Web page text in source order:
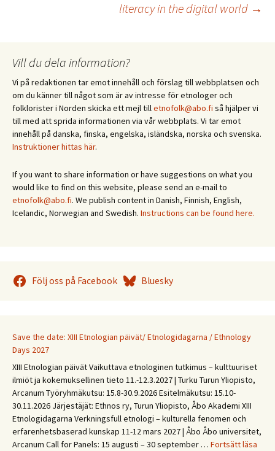
literacy in the digital world →
Vill du dela information?
Vi på redaktionen tar emot innehåll och förslag till webbplatsen och
om du känner till något som är av intresse för etnologer och
folklorister i Norden skicka ett mejl tilletnofolk@abo.fi så hjälper vi
till med att sprida informationen via vår webbplats. Vi tar emot
innehåll på danska, finska, engelska, isländska, norska och svenska.
Instruktioner hittas här.
If you want to share information or have suggestions on what you
would like to find on this website, please send an e-mail to
etnofolk@abo.fi. We publish content in Danish, Finnish, English,
Icelandic, Norwegian and Swedish. Instructions can be found here.
Följ oss på Facebook Bluesky
Save the date: XIII Etnologian päivät/ Etnologidagarna / Ethnology
Days 2027
XIII Etnologian päivät Vaikuttava etnologinen tutkimus – kulttuuriset
ilmiöt ja kokemuksellinen tieto 11.-12.3.2027 | Turku Turun Yliopisto,
Arcanum Työryhmäkutsu: 15.8-30.9.2026 Esitelmäkutsu: 15.10-
30.11.2026 Järjestäjät: Ethnos ry, Turun Yliopisto, Åbo Akademi XIII
Etnologidagarna Verkningsfull etnologi – kulturella fenomen och
erfarenhetsbaserad kunskap 11-12 mars 2027 | Åbo Åbo universitet,
Arcanum Call for Panels: 15 augusti – 30 september … Fortsätt läsa